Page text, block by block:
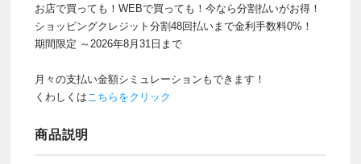
お店で買っても！WEBで買っても！今なら分割払いがお得！
ショッピングクレジット分割48回払いまで金利手数料0%！
期間限定 ～2026年8月31日まで
月々の支払い金額シミュレーションもできます！
くわしくはこちらをクリック
商品説明